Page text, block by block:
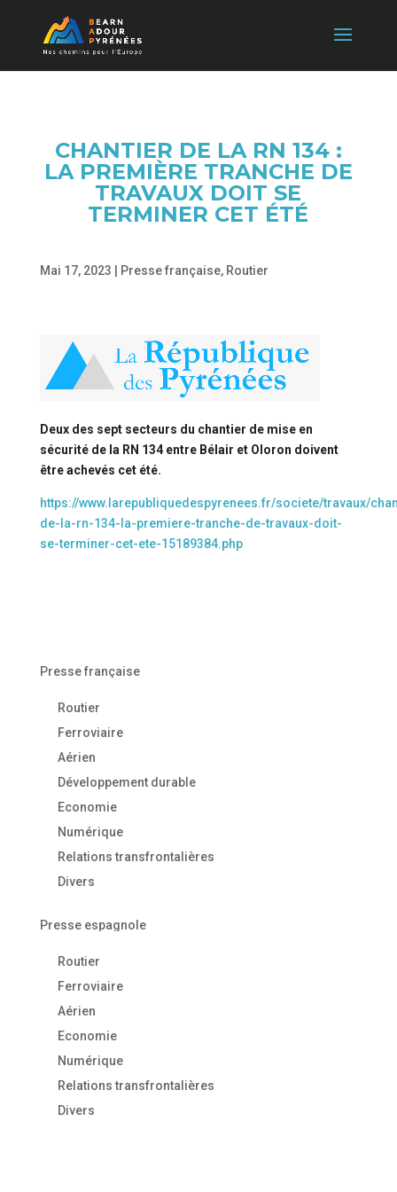
CHANTIER DE LA RN 134 :
LA PREMIÈRE TRANCHE DE
TRAVAUX DOIT SE
TERMINER CET ÉTÉ
Mai 17, 2023 Presse française, Routier
Deux des sept secteurs du chantier de mise en
sécurité de la RN 134 entre Bélair et Oloron doivent
être achevés cet été.
https://www.larepubliquedespyrenees.fr/societe/travaux/
de-la-rn-134-la-premiere-tranche-de-travaux-doit-
se-terminer-cet-ete-15189384.php
Presse française
Routier
Ferroviaire
Aérien
Développement durable
Economie
Numérique
Relations transfrontalières
Divers
Presse espagnole
Routier
Ferroviaire
Aérien
Economie
Numérique
Relations transfrontalières
Divers